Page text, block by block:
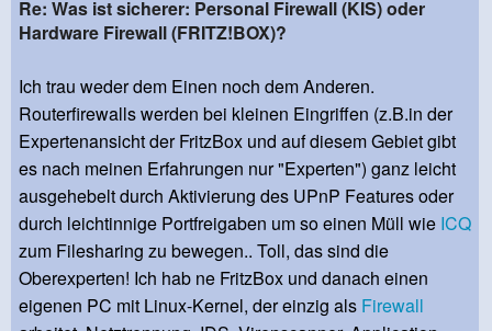
Re: Was ist sicherer: Personal Firewall (KIS) oder
Hardware Firewall (FRITZ!BOX)?
Ich trau weder dem Einen noch dem Anderen.
Routerfirewalls werden bei kleinen Eingriffen (z.B.in der
Expertenansicht der FritzBox und auf diesem Gebiet gibt
es nach meinen Erfahrungen nur "Experten") ganz leicht
ausgehebelt durch Aktivierung des UPnP Features oder
durch leichtinnige Portfreigaben um so einen Müll wie ICQ
zum Filesharing zu bewegen.. Toll, das sind die
Oberexperten! Ich hab ne FritzBox und danach einen
eigenen PC mit Linux-Kernel, der einzig als Firewall